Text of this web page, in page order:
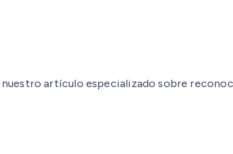
artículo especializado sobre